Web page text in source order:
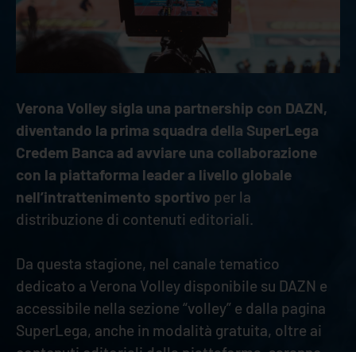
Verona Volley sigla una partnership con DAZN,
diventando la prima squadra della SuperLega
Credem Banca ad avviare una collaborazione
con la piattaforma leader a livello globale
nell’intrattenimento sportivo per la
distribuzione di contenuti editoriali.
Da questa stagione, nel canale tematico
dedicato a Verona Volley disponibile su DAZN e
accessibile nella sezione “volley” e dalla pagina
SuperLega, anche in modalità gratuita, oltre ai